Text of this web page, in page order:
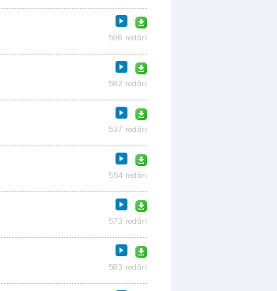
596 redări
582 redări
537 redări
554 redări
573 redări
583 redări